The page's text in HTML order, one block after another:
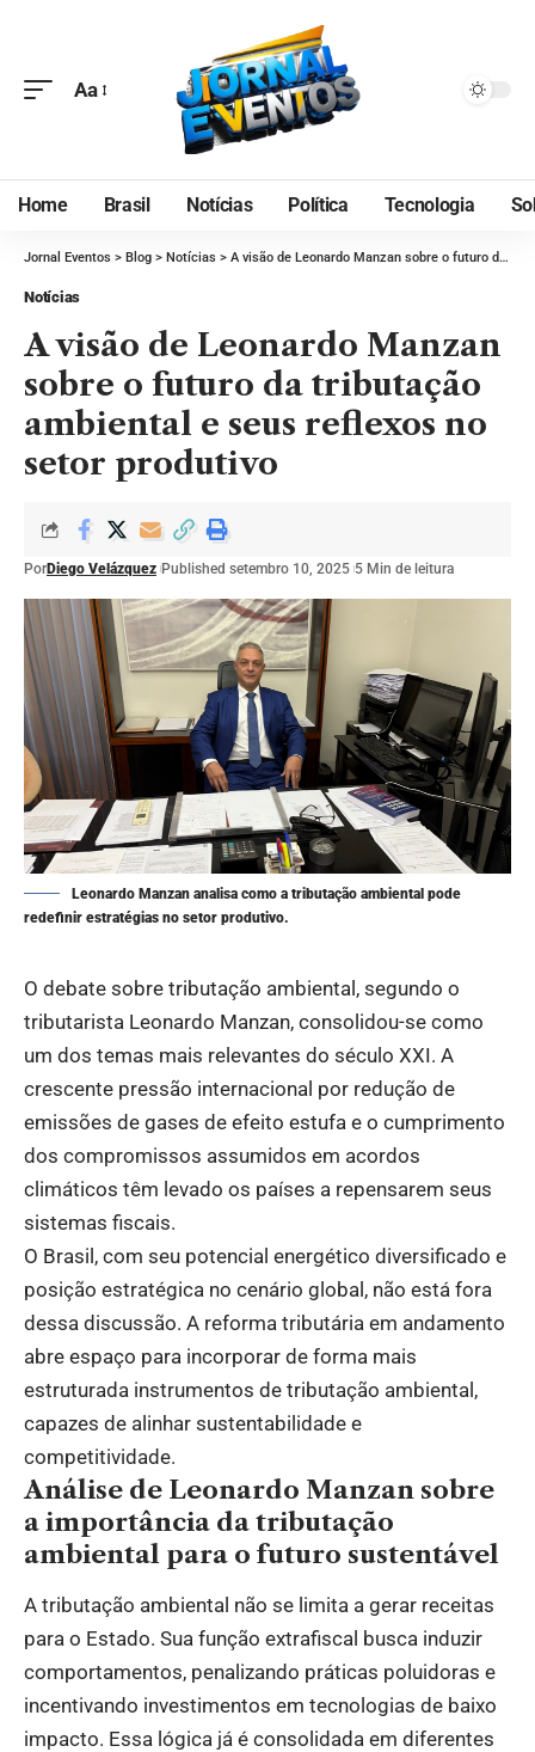
Aa
Home Brasil Notícias Política Tecnologia
Jornal Eventos > Blog > Notícias > A visão de Leonardo Manzan sobre o futuro da tributação ambiental e seus reflexos no setor produtivo
Notícias
A visão de Leonardo Manzan
sobre o futuro da tributação
ambiental e seus reflexos no
setor produtivo
PorDiego Velázquez Published setembro 10, 2025 5 Min de leitura
Leonardo Manzan analisa como a tributação ambiental pode
redefinir estratégias no setor produtivo.
O debate sobre tributação ambiental, segundo o
tributarista Leonardo Manzan, consolidou-se como
um dos temas mais relevantes do século XXI. A
crescente pressão internacional por redução de
emissões de gases de efeito estufa e o cumprimento
dos compromissos assumidos em acordos
climáticos têm levado os países a repensarem seus
sistemas fiscais.
O Brasil, com seu potencial energético diversificado e
posição estratégica no cenário global, não está fora
dessa discussão. A reforma tributária em andamento
abre espaço para incorporar de forma mais
estruturada instrumentos de tributação ambiental,
capazes de alinhar sustentabilidade e
competitividade.
Análise de Leonardo Manzan sobre
a importância da tributação
ambiental para o futuro sustentável
A tributação ambiental não se limita a gerar receitas
para o Estado. Sua função extrafiscal busca induzir
comportamentos, penalizando práticas poluidoras e
incentivando investimentos em tecnologias de baixo
impacto. Essa lógica já é consolidada em diferentes